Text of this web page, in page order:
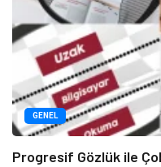
GENEL
Progresif Gözlük ile